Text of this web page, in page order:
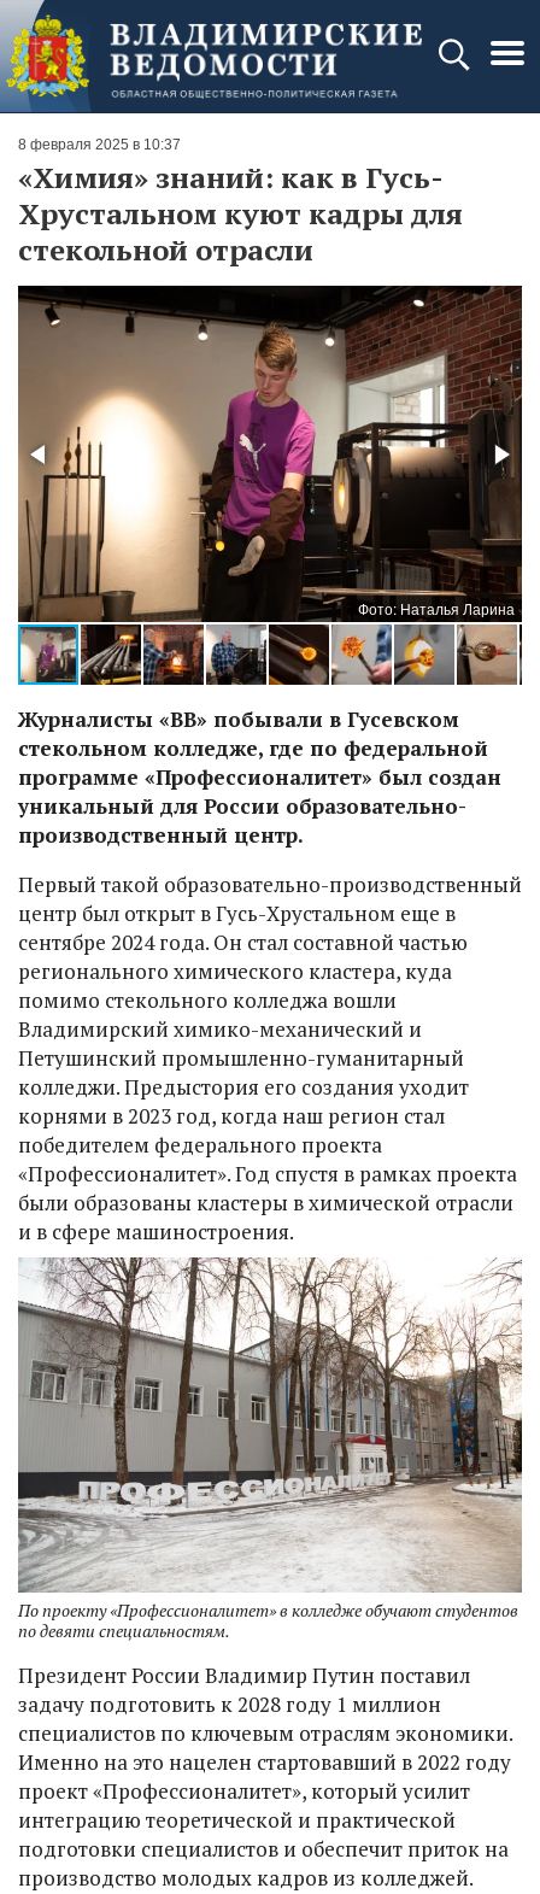
8 февраля 2025 в 10:37
«Химия» знаний: как в Гусь-
Хрустальном куют кадры для
стекольной отрасли
Фото: Наталья Ларина
Журналисты «ВВ» побывали в Гусевском
стекольном колледже, где по федеральной
программе «Профессионалитет» был создан
уникальный для России образовательно-
производственный центр.
Первый такой образовательно-производственный
центр был открыт в Гусь-Хрустальном еще в
сентябре 2024 года. Он стал составной частью
регионального химического кластера, куда
помимо стекольного колледжа вошли
Владимирский химико-механический и
Петушинский промышленно-гуманитарный
колледжи. Предыстория его создания уходит
корнями в 2023 год, когда наш регион стал
победителем федерального проекта
«Профессионалитет». Год спустя в рамках проекта
были образованы кластеры в химической отрасли
и в сфере машиностроения.
По проекту «Профессионалитет» в колледже обучают студентов
по девяти специальностям.
Президент России Владимир Путин поставил
задачу подготовить к 2028 году 1 миллион
специалистов по ключевым отраслям экономики.
Именно на это нацелен стартовавший в 2022 году
проект «Профессионалитет», который усилит
интеграцию теоретической и практической
подготовки специалистов и обеспечит приток на
производство молодых кадров из колледжей.